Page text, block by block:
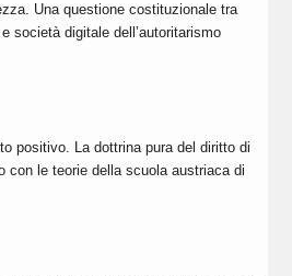
Una questione costituzionale tra
società digitale dell’autoritarismo
positivo. La dottrina pura del diritto di
con le teorie della scuola austriaca di